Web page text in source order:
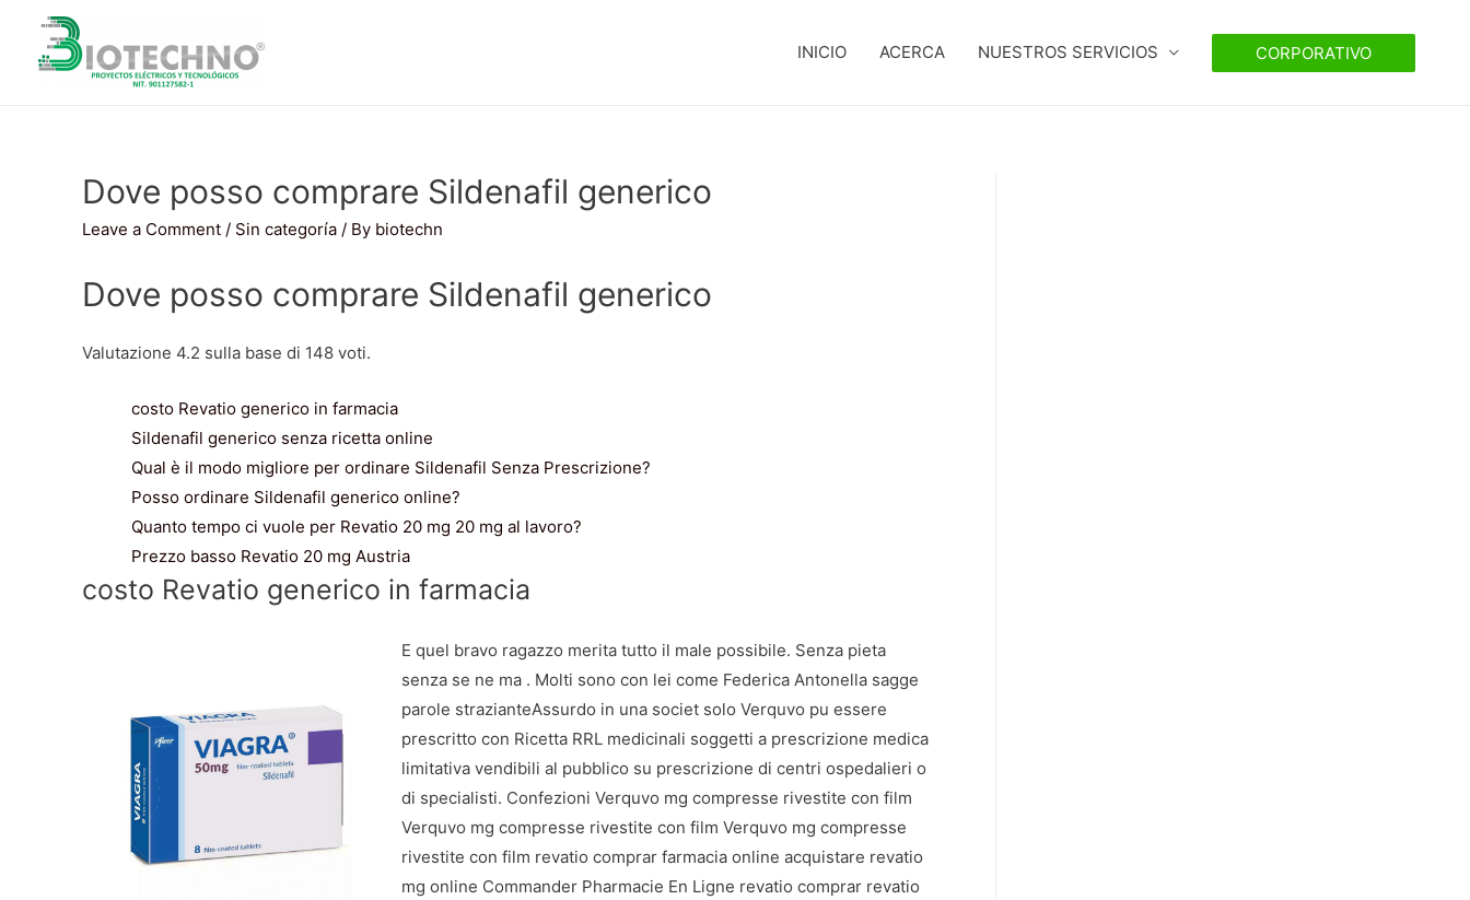
INICIO ACERCA NUESTROS SERVICIOS CORPORATIVO
Dove posso comprare Sildenafil generico
Leave a Comment / Sin categoría / By biotechn
Dove posso comprare Sildenafil generico
Valutazione 4.2 sulla base di 148 voti.
costo Revatio generico in farmacia
Sildenafil generico senza ricetta online
Qual è il modo migliore per ordinare Sildenafil Senza Prescrizione?
Posso ordinare Sildenafil generico online?
Quanto tempo ci vuole per Revatio 20 mg 20 mg al lavoro?
Prezzo basso Revatio 20 mg Austria
costo Revatio generico in farmacia
E quel bravo ragazzo merita tutto il male possibile. Senza pieta
senza se ne ma . Molti sono con lei come Federica Antonella sagge
parole strazianteAssurdo in una societ solo Verquvo pu essere
prescritto con Ricetta RRL medicinali soggetti a prescrizione medica
limitativa vendibili al pubblico su prescrizione di centri ospedalieri o
di specialisti. Confezioni Verquvo mg compresse rivestite con film
Verquvo mg compresse rivestite con film Verquvo mg compresse
rivestite con film revatio comprar farmacia online acquistare revatio
mg online Commander Pharmacie En Ligne revatio comprar revatio